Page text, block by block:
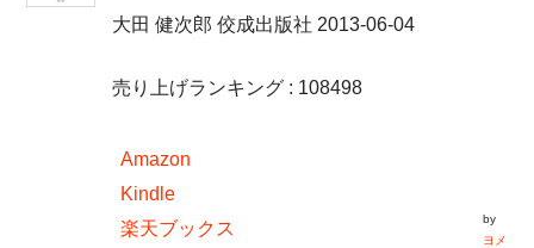
大田 健次郎 佼成出版社 2013-06-04
売り上げランキング : 108498
Amazon
Kindle
楽天ブックス
by
ヨメ